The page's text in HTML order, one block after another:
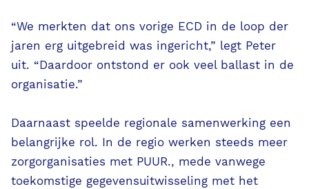
“We merkten dat ons vorige ECD in de loop der
jaren erg uitgebreid was ingericht,” legt Peter
uit. “Daardoor ontstond er ook veel ballast in de
organisatie.”
Daarnaast speelde regionale samenwerking een
belangrijke rol. In de regio werken steeds meer
zorgorganisaties met PUUR., mede vanwege
toekomstige gegevensuitwisseling met het